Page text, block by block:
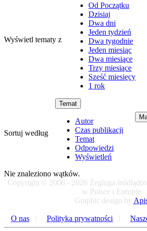
Wyświetl tematy z
Od Początku
Dzisiaj
Dwa dni
Jeden tydzień
Dwa tygodnie
Jeden miesiąc
Dwa miesiące
Trzy miesiące
Sześć miesięcy
1 rok
Sortuj według
Temat
Autor
Czas publikacji
Temat
Odpowiedzi
Wyświetleń
Nie znaleziono wątków.
Copyright © 2006 - 2026 Żegluga
w Polsce i Europie
Graphic design by
O nas | Polityka prywatności |